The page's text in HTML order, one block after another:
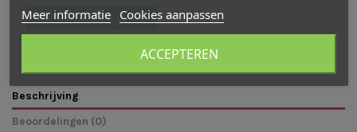
Schrijf een beoordeling
Beschrijving
Beoordelingen (0)
Meer informatie Cookies aanpassen
ACCEPTEREN